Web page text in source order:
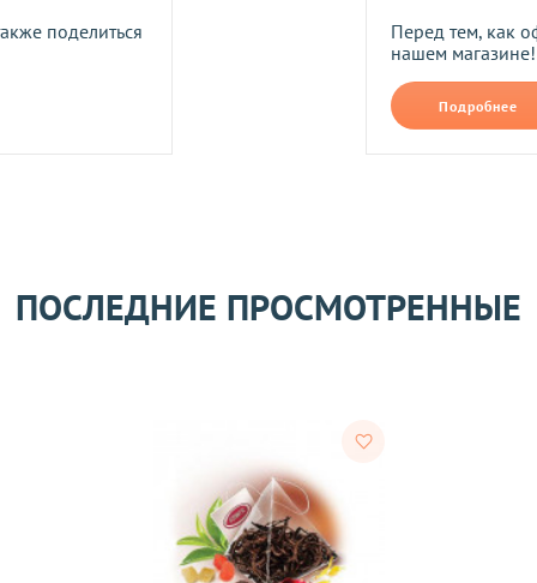
Я даю согласие на
Прикрепить фото
В формате jpg, png,
следующим образом:
«О защите прав потребителей»
получения товара покупателем.
поделиться
Перед тем, как
нашем магазине!
Подробнее
ПОСЛЕДНИЕ ПРОСМОТРЕННЫЕ